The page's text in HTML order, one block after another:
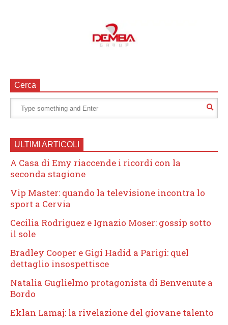
Cerca
ULTIMI ARTICOLI
A Casa di Emy riaccende i ricordi con la
seconda stagione
Vip Master: quando la televisione incontra lo
sport a Cervia
Cecilia Rodriguez e Ignazio Moser: gossip sotto
il sole
Bradley Cooper e Gigi Hadid a Parigi: quel
dettaglio insospettisce
Natalia Guglielmo protagonista di Benvenute a
Bordo
Eklan Lamaj: la rivelazione del giovane talento